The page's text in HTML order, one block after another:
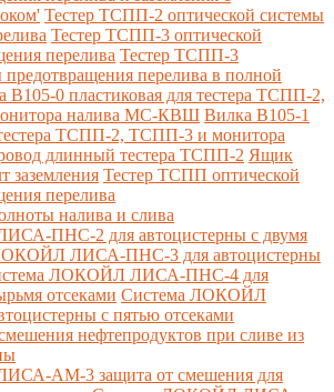
Тестер ТСПП-2 оптической системы
Тестер ТСПП-3 оптической
перелива Тестер ТСПП-3
предотвращения перелива в полной
В105-0 пластиковая для тестера ТСПП-2,
налива МС-КВШ Вилка В105-1
ТСПП-2, ТСПП-3 и монитора
длинный тестера ТСПП-2 Ящик
заземления Тестер ТСПП оптической
перелива
налива и слива
ПНС-2 для автоцистерны с двумя
ЛИСА-ПНС-3 для автоцистерны
ЛОКОЙЛ ЛИСА-ПНС-4 для
отсеками Система ЛОКОЙЛ
с пятью отсеками
нефтепродуктов при сливе из
AM-3 защита от смешения для